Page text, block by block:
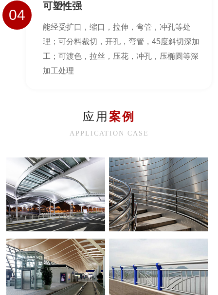
04
可塑性强
能经受扩口，缩口，拉伸，弯管，冲孔等处
理；可分料裁切，开孔，弯管，45度斜切深加
工；可渡色，拉丝，压花，冲孔，压椭圆等深
加工处理
应用 案例
APPLICATION CASE